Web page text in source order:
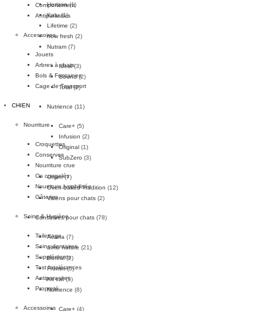
Comportement
Antiparasites
Accessoires
Jouets
Arbres à chats
Bols & Fontaines
Cage de Transport
CHIEN
Nourriture
Croquettes
Conserves
Nourriture crue
Os congelés
Nourriture lyophilisée
Gâteries
Soins & Hygiène
Toilettage
Soins dentaires
Suppléments
Test Intolérances
Antiparasites
Propreté
Accessoires
Horizon (1)
Kalu (1)
Lifetime (2)
now fresh (2)
Nutram (7)
Ideal (3)
Sound (2)
Total (2)
Nutrience (11)
Care+ (5)
Infusion (2)
Original (1)
SubZero (3)
Orijen (7)
Oven-baked Tradition (12)
Valens pour chats (2)
Conserves pour chats (78)
Acana (7)
almo nature (21)
Boréal (2)
Fromm (5)
Kit cat (5)
Nutrience (8)
Care+ (4)